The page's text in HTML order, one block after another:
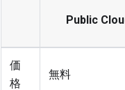
Public
価
格
無料